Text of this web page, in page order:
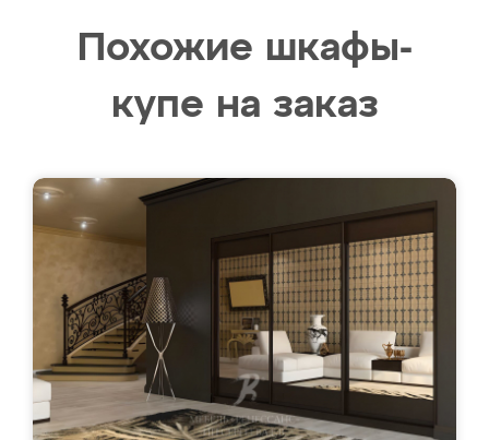
Похожие шкафы-
купе на заказ